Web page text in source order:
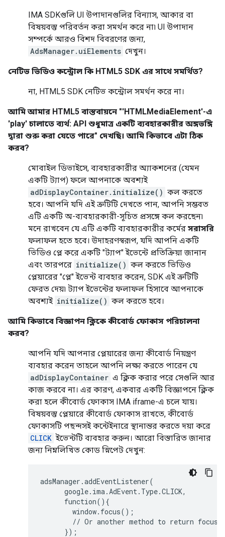
IMA SDKগুলি UI উপাদানগুলির বিন্যাস, আকার বা
বিষয়বস্তু পরিবর্তন করা সমর্থন করে না৷ UI উপাদান
সম্পর্কে আরও বিশদ বিবরণের জন্য,
AdsManager.uiElements দেখুন।
নেটিভ ভিডিও কন্ট্রোল কি HTML5 SDK এর সাথে সমর্থিত?
না, HTML5 SDK নেটিভ কন্ট্রোল সমর্থন করে না।
আমি আমার HTML5 বাস্তবায়নে "'HTMLMediaElement'-এ
'play' চালাতে ব্যর্থ: API শুধুমাত্র একটি ব্যবহারকারীর অঙ্গভঙ্গি
দ্বারা শুরু করা যেতে পারে" দেখছি। আমি কিভাবে এটা ঠিক
করব?
মোবাইল ডিভাইসে, ব্যবহারকারীর অ্যাকশনের (যেমন
একটি ট্যাপ) ফলে আপনাকে অবশ্যই
adDisplayContainer.initialize() কল করতে
হবে। আপনি যদি এই ত্রুটিটি দেখতে পান, আপনি সম্ভবত
এটি একটি অ-ব্যবহারকারী-সূচিত প্রসঙ্গে কল করছেন৷
মনে রাখবেন যে এটি একটি ব্যবহারকারীর কর্মের সরাসরি
ফলাফল হতে হবে। উদাহরণস্বরূপ, যদি আপনি একটি
ভিডিও প্লে করে একটি "ট্যাপ" ইভেন্টে প্রতিক্রিয়া জানান
এবং তারপরে initialize() কল করতে ভিডিও
প্লেয়ারের "প্লে" ইভেন্ট ব্যবহার করেন, SDK এই ত্রুটিটি
ফেরত দেয়৷ ট্যাপ ইভেন্টের ফলাফল হিসাবে আপনাকে
অবশ্যই initialize() কল করতে হবে।
আমি কিভাবে বিজ্ঞাপন ক্লিকে কীবোর্ড ফোকাস পরিচালনা
করব?
আপনি যদি আপনার প্লেয়ারের জন্য কীবোর্ড নিয়ন্ত্রণ
ব্যবহার করেন তাহলে আপনি লক্ষ্য করতে পারেন যে
adDisplayContainer এ ক্লিক করার পরে সেগুলি আর
কাজ করবে না। এর কারণ, একবার একটি বিজ্ঞাপনে ক্লিক
করা হলে কীবোর্ড ফোকাস IMA iframe-এ চলে যায়।
বিষয়বস্তু প্লেয়ারে কীবোর্ড ফোকাস রাখতে, কীবোর্ড
ফোকাসটি পছন্দসই কন্টেইনারে স্থানান্তর করতে দয়া করে
CLICK ইভেন্টটি ব্যবহার করুন। আরো বিস্তারিত জানার
জন্য নিম্নলিখিত কোড স্নিপেট দেখুন:
adsManager.addEventListener(
      google.ima.AdEvent.Type.CLICK,
      function(){
        window.focus();
// Or another method to return focus
      });